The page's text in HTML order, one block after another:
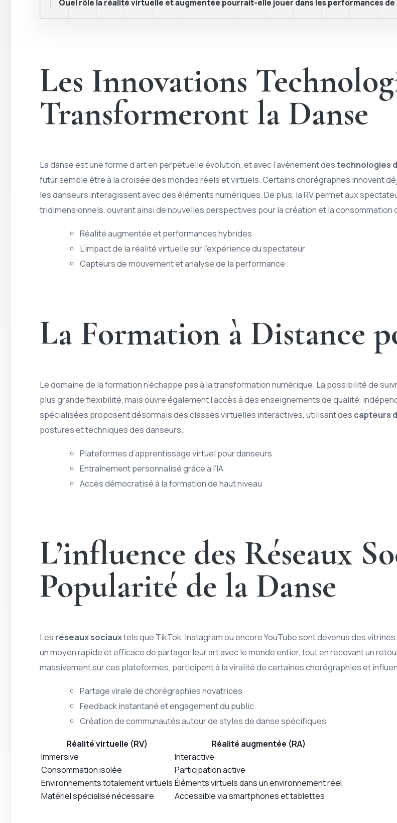
Quel rôle la réalité virtuelle et augmentée pourrait-elle jouer dans les performances de
Les Innovations
Transformeront la Danse
La danse est une forme d’art en perpétuelle évolution, et avec l’avènement destechnologies
futur semble être à la croisée des mondes réels et virtuels. Certains chorégraphes innovent
les danseurs interagissent avec des éléments numériques. De plus, la RV permet aux
tridimensionnels, ouvrant ainsi de nouvelles perspectives pour la création et la consommation
Réalité augmentée et performances hybrides
L’impact de la réalité virtuelle sur l’expérience du spectateur
Capteurs de mouvement et analyse de la performance
La Formation à Distance
Le domaine de la formation n’échappe pas à la transformation numérique. La possibilité de
plus grande flexibilité, mais ouvre également l’accès à des enseignements de qualité,
spécialisées proposent désormais des classes virtuelles interactives, utilisant des capteurs
postures et techniques des danseurs.
Plateformes d’apprentissage virtuel pour danseurs
Entraînement personnalisé grâce à l’IA
Accès démocratisé à la formation de haut niveau
L’influence des Réseaux
Popularité de la Danse
Les réseaux sociauxtels que TikTok, Instagram ou encore YouTube sont devenus des
un moyen rapide et efficace de partager leur art avec le monde entier, tout en recevant un
massivement sur ces plateformes, participent à la viralité de certaines chorégraphies et
Partage virale de chorégraphies novatrices
Feedback instantané et engagement du public
Création de communautés autour de styles de danse spécifiques
Réalité virtuelle (RV)
Réalité augmentée (RA)
Immersive
Interactive
Consommation isolée
Participation active
Environnements totalement virtuels Éléments virtuels dans un environnement réel
Matériel spécialisé nécessaire
Accessible via smartphones et tablettes